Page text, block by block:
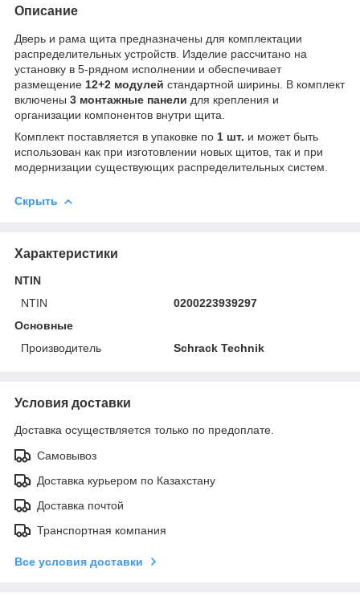
Описание
Дверь и рама щита предназначены для комплектации
распределительных устройств. Изделие рассчитано на
установку в 5-рядном исполнении и обеспечивает
размещение 12+2 модулей стандартной ширины. В комплект
включены 3 монтажные панели для крепления и
организации компонентов внутри щита.
Комплект поставляется в упаковке по 1 шт. и может быть
использован как при изготовлении новых щитов, так и при
модернизации существующих распределительных систем.
Скрыть
Характеристики
NTIN
NTIN
0200223939297
Основные
Производитель
Schrack Technik
Условия доставки
Доставка осуществляется только по предоплате.
Самовывоз
Доставка курьером по Казахстану
Доставка почтой
Транспортная компания
Все условия доставки